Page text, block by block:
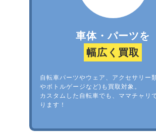
車体・パーツを
幅広く買取
自転車パーツやウェア、アクセサリー
やボトルゲージなど)も買取対象。
カスタムした自転車でも、ママチャリ
ります！